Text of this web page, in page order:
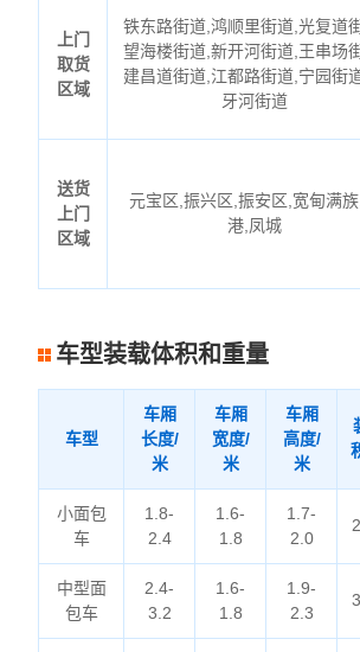
上门
取货
区域
铁东路街道,鸿顺里街道,光复道
望海楼街道,新开河街道,王串场
建昌道街道,江都路街道,宁园街
牙河街道
送货
上门
区域
元宝区,振兴区,振安区,宽甸满
港,凤城
车型装载体积和重量
车型
车厢
长度/
米
车厢
宽度/
米
车厢
高度/
米
小面包
车
1.8-
2.4
1.6-
1.8
1.7-
2.0
中型面
包车
2.4-
3.2
1.6-
1.8
1.9-
2.3